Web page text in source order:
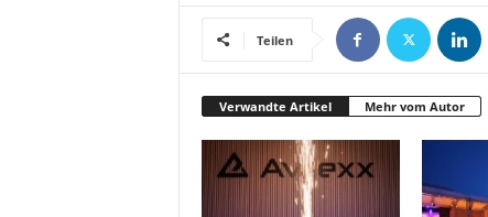
Teilen
Verwandte Artikel Mehr vom Autor